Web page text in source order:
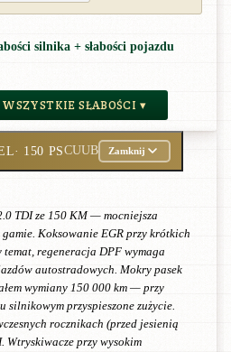
silnika + słabości pojazdu
SŁABOŚCI ▾
· 150 PSCUUB Zamknij
TDI ze 150 KM — mocniejsza
Koksowanie EGR przy krótkich
temat, regeneracja DPF wymaga
autostradowych. Mokry pasek
wymiany 150 000 km — przy
silnikowym przyspieszone zużycie.
rocznikach (przed jesienią
Wtryskiwacze przy wysokim